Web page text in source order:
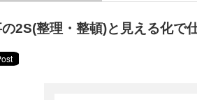
2S(整理・整頓)と見える化で